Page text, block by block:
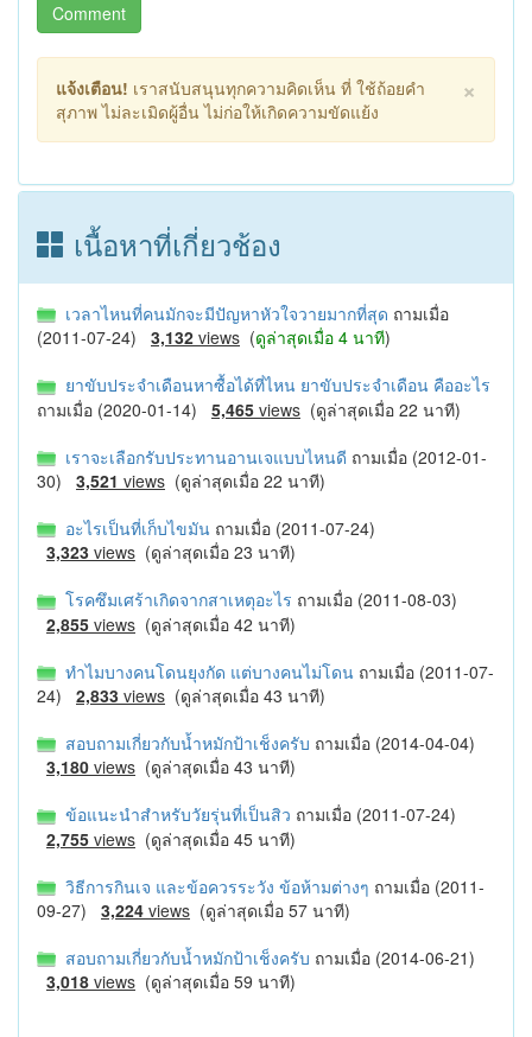
Comment
×
แจ้งเตือน! เราสนับสนุนทุกความคิดเห็น ที่ ใช้ถ้อยคำ
สุภาพ ไม่ละเมิดผู้อื่น ไม่ก่อให้เกิดความขัดแย้ง
เนื้อหาที่เกี่ยวช้อง
เวลาไหนที่คนมักจะมีปัญหาหัวใจวายมากที่สุด ถามเมื่อ
(2011-07-24) 3,132 views (ดูล่าสุดเมื่อ 4 นาที)
ยาขับประจําเดือนหาซื้อได้ที่ไหน ยาขับประจำเดือน คืออะไร
ถามเมื่อ (2020-01-14) 5,465 views (ดูล่าสุดเมื่อ 22 นาที)
เราจะเลือกรับประทานอานเจแบบไหนดี ถามเมื่อ (2012-01-
30) 3,521 views (ดูล่าสุดเมื่อ 22 นาที)
อะไรเป็นที่เก็บไขมัน ถามเมื่อ (2011-07-24)
3,323 views (ดูล่าสุดเมื่อ 23 นาที)
โรคซึมเศร้าเกิดจากสาเหตุอะไร ถามเมื่อ (2011-08-03)
2,855 views (ดูล่าสุดเมื่อ 42 นาที)
ทำไมบางคนโดนยุงกัด แต่บางคนไม่โดน ถามเมื่อ (2011-07-
24) 2,833 views (ดูล่าสุดเมื่อ 43 นาที)
สอบถามเกี่ยวกับน้ำหมักป้าเช็งครับ ถามเมื่อ (2014-04-04)
3,180 views (ดูล่าสุดเมื่อ 43 นาที)
ข้อแนะนำสำหรับวัยรุ่นที่เป็นสิว ถามเมื่อ (2011-07-24)
2,755 views (ดูล่าสุดเมื่อ 45 นาที)
วิธีการกินเจ และข้อควรระวัง ข้อห้ามต่างๆ ถามเมื่อ (2011-
09-27) 3,224 views (ดูล่าสุดเมื่อ 57 นาที)
สอบถามเกี่ยวกับน้ำหมักป้าเช็งครับ ถามเมื่อ (2014-06-21)
3,018 views (ดูล่าสุดเมื่อ 59 นาที)